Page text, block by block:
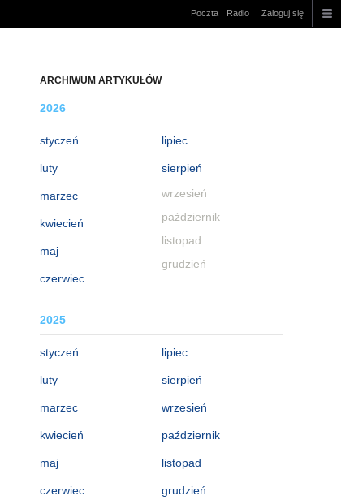
Poczta Radio Zaloguj się
ARCHIWUM ARTYKUŁÓW
2026
styczeń
luty
marzec
kwiecień
maj
czerwiec
lipiec
sierpień
wrzesień
październik
listopad
grudzień
2025
styczeń
luty
marzec
kwiecień
maj
czerwiec
lipiec
sierpień
wrzesień
październik
listopad
grudzień